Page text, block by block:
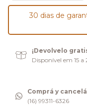
30 dias de
¡Devolvelo
Disponível em 15 a
Comprá y
(16) 99311-6326